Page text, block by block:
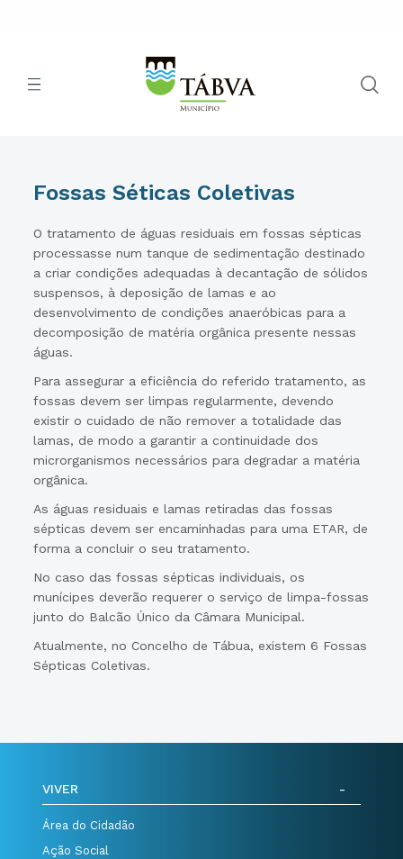
Fossas Séticas Coletivas
O tratamento de águas residuais em fossas sépticas
processasse num tanque de sedimentação destinado
a criar condições adequadas à decantação de sólidos
suspensos, à deposição de lamas e ao
desenvolvimento de condições anaeróbicas para a
decomposição de matéria orgânica presente nessas
águas.
Para assegurar a eficiência do referido tratamento, as
fossas devem ser limpas regularmente, devendo
existir o cuidado de não remover a totalidade das
lamas, de modo a garantir a continuidade dos
microrganismos necessários para degradar a matéria
orgânica.
As águas residuais e lamas retiradas das fossas
sépticas devem ser encaminhadas para uma ETAR, de
forma a concluir o seu tratamento.
No caso das fossas sépticas individuais, os
munícipes deverão requerer o serviço de limpa-fossas
junto do Balcão Único da Câmara Municipal.
Atualmente, no Concelho de Tábua, existem 6 Fossas
Sépticas Coletivas.
VIVER
Área do Cidadão
Ação Social